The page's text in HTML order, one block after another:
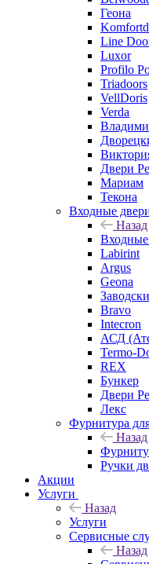
Геона
Line
Luxor
Profilo
Triadoors
VellDoris
Verda
Двери
Мариам
Текона
Входные
Назад
Входные
Labirint
Argus
Geona
Bravo
Intecron
АСД
Termo-
REX
Бункер
Двери
Лекс
Фурнитура
Назад
Ручки
Акции
Услуги
Назад
Услуги
Сервисные
Назад